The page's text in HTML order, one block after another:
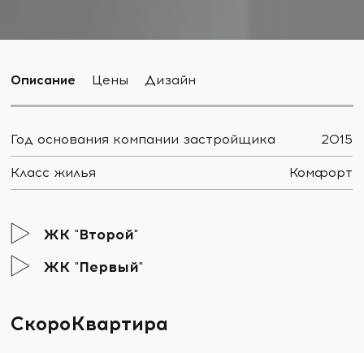
Описание Цены Дизайн
Год основания компании застройщика 2015
Класс жилья Комфорт
ЖК "Второй"
ЖК "Первый"
СкороКвартира